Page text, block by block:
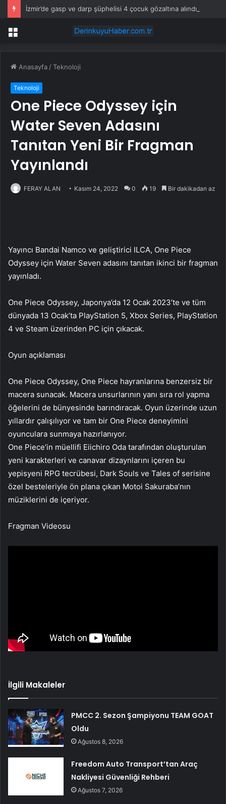
İzmir’de gasp ve darp şüphelisi 4 çocuk gözaltına alındı
Menü
Anasayfa /Teknoloji
Teknoloji
One Piece Odyssey için
Water Seven Adasını
Tanıtan Yeni Bir Fragman
Yayınlandı
FERAY ALAN Kasım 24, 2022 0 19 Bir dakikadan az
Yayıncı Bandai Namco ve geliştirici ILCA, One Piece
Odyssey için Water Seven adasını tanıtan ikinci bir fragman
yayınladı.
One Piece Odyssey, Japonya’da 12 Ocak 2023’te ve tüm
dünyada 13 Ocak’ta PlayStation 5, Xbox Series, PlayStation
4 ve Steam üzerinden PC için çıkacak.
Oyun açıklaması
One Piece Odyssey, One Piece hayranlarına benzersiz bir
macera sunacak. Macera unsurlarının yanı sıra rol yapma
öğelerini de bünyesinde barındıracak. Oyun üzerinde uzun
yıllardır çalışılıyor ve tam bir One Piece deneyimini
oyunculara sunmaya hazırlanıyor.
One Piece’in müellifi Eiichiro Oda tarafından oluşturulan
yeni karakterleri ve canavar dizaynlarını içeren bu
yepisyeni RPG tecrübesi, Dark Souls ve Tales of serisine
özel besteleriyle ön plana çıkan Motoi Sakuraba’nın
müziklerini de içeriyor.
Fragman Videosu
İlgili Makaleler
PMCC 2. Sezon Şampiyonu TEAM GOAT
Oldu
Ağustos 8, 2026
Freedom Auto Transport’tan Araç
Nakliyesi Güvenliği Rehberi
Ağustos 7, 2026